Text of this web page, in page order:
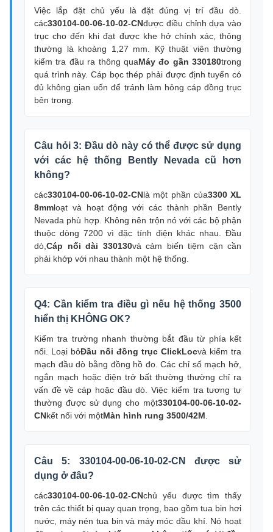
Việc lắp đặt chủ yếu là đặt đúng vị trí đầu dò.
các330104-00-06-10-02-CNđược điều chỉnh dựa vào
trục cho đến khi đạt được khe hở chính xác, thông
thường là khoảng 1,27 mm. Kỹ thuật viên thường
kiểm tra đầu ra thông quaMáy đo gần 330180trong
quá trình này. Cáp bọc thép phải được định tuyến có
đủ không gian uốn để tránh làm hỏng cáp đồng trục
bên trong.
Câu hỏi 3: Đầu dò này có thể được sử dụng
với các hệ thống Bently Nevada cũ hơn
không?
các330104-00-06-10-02-CNlà một phần của3300 XL
8mmloạt và hoạt động với các thành phần Bently
Nevada phù hợp. Không nên trộn nó với các bộ phận
thuộc dòng 7200 vì đặc tính điện khác nhau. Đầu
dò,Cáp nối dài 330130và cảm biến tiệm cận cần
phải khớp với nhau thành một hệ thống.
Q4: Cần kiểm tra điều gì nếu hệ thống 3500
hiển thị KHÔNG OK?
Kiểm tra trường nhanh thường bắt đầu từ phía kết
nối. Loại bỏĐầu nối đồng trục ClickLocvà kiểm tra
mạch đầu dò bằng đồng hồ đo. Các chỉ số mạch hở,
ngắn mạch hoặc điện trở bất thường thường chỉ ra
vấn đề về cáp hoặc đầu dò. Việc kiểm tra tương tự
thường được sử dụng cho một330104-00-06-10-02-
CNkết nối với mộtMàn hình rung 3500/42M.
Câu 5: 330104-00-06-10-02-CN được sử
dụng ở đâu?
các330104-00-06-10-02-CNchủ yếu được tìm thấy
trên các thiết bị quay quan trọng, bao gồm tua bin hơi
nước, máy nén tua bin và máy móc dầu khí. Nó hoạt